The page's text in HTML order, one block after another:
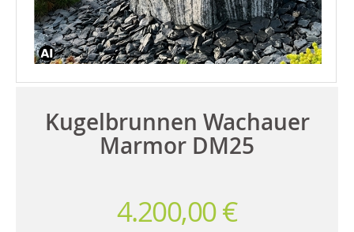
Kugelbrunnen Wachauer
Marmor DM25
4.200,00 €